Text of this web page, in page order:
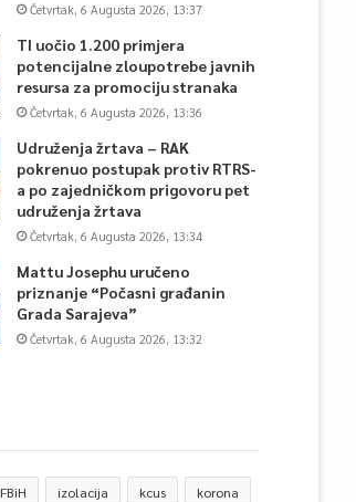
Četvrtak, 6 Augusta 2026, 13:37
TI uočio 1.200 primjera
potencijalne zloupotrebe javnih
resursa za promociju stranaka
Četvrtak, 6 Augusta 2026, 13:36
Udruženja žrtava – RAK
pokrenuo postupak protiv RTRS-
a po zajedničkom prigovoru pet
udruženja žrtava
Četvrtak, 6 Augusta 2026, 13:34
Mattu Josephu uručeno
priznanje “Počasni građanin
Grada Sarajeva”
Četvrtak, 6 Augusta 2026, 13:32
FBiH izolacija kcus korona